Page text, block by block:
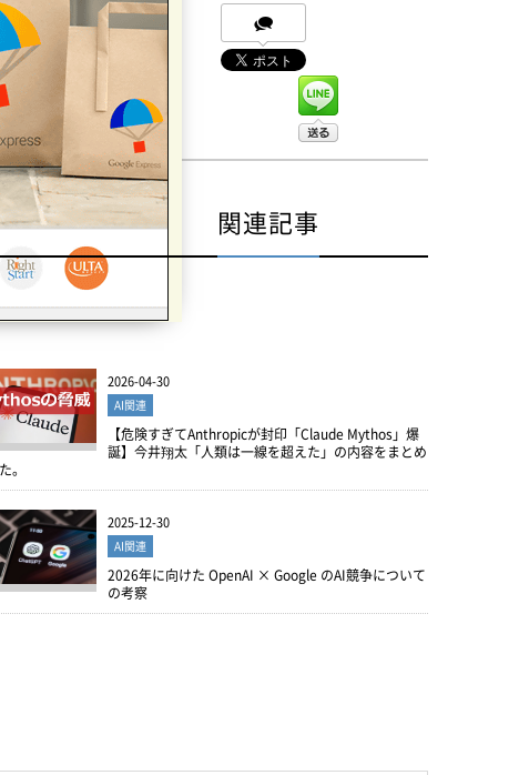
関連記事
2026-04-30
AI関連
【危険すぎてAnthropicが封印「Claude Mythos」爆
誕】今井翔太「人類は一線を超えた」の内容をまとめ
。
2025-12-30
AI関連
2026年に向けた OpenAI × Google のAI競争について
の考察